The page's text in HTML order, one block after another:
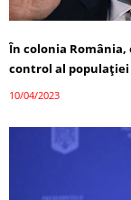
În colonia
control al
10/04/2023